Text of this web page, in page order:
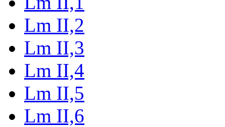
Lm II,2
Lm II,3
Lm II,4
Lm II,5
Lm II,6